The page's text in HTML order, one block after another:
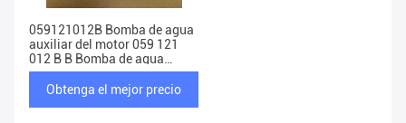
059121012B Bomba de agua
auxiliar del motor 059 121
012 B B Bomba de agua
Touareg
Obtenga el mejor precio